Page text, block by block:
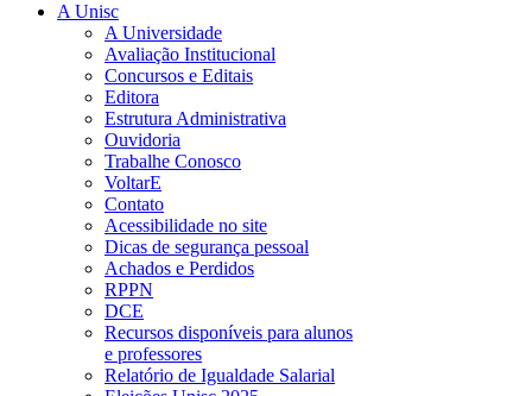
A Unisc
A Universidade
Avaliação Institucional
Concursos e Editais
Editora
Estrutura Administrativa
Ouvidoria
Trabalhe Conosco
VoltarE
Contato
Acessibilidade no site
Dicas de segurança pessoal
Achados e Perdidos
RPPN
DCE
Recursos disponíveis para alunos
e professores
Relatório de Igualdade Salarial